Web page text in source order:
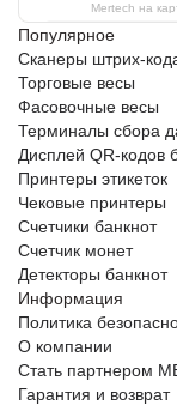
Mertech на
Популярное
Сканеры штрих-
Торговые весы
Фасовочные весы
Терминалы сбора
Дисплей QR-кодов
Принтеры этикеток
Чековые принтеры
Счетчики банкнот
Счетчик монет
Детекторы банкнот
Информация
Политика
О компании
Стать партнером
Гарантия и возврат